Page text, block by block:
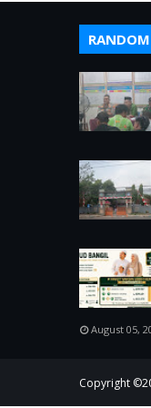
August 05,
Copyright ©